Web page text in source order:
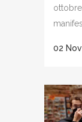
ottobre
02